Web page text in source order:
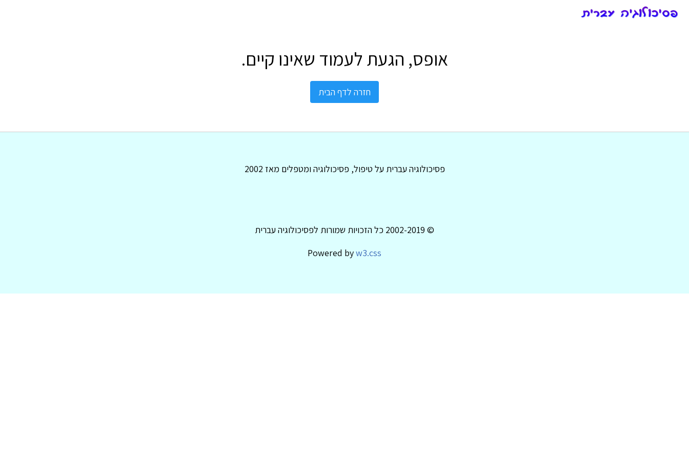
אופס, הגעת לעמוד שאינו קיים.
חזרה לדף הבית
פסיכולוגיה עברית על טיפול, פסיכולוגיה ומטפלים מאז 2002
© 2002-2019 כל הזכויות שמורות לפסיכולוגיה עברית
Powered byw3.css